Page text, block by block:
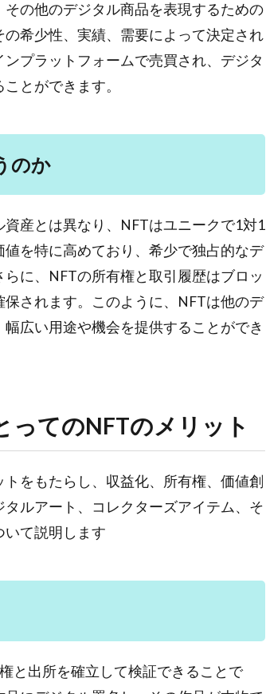
の他のデジタル商品を表現するための
希少性、実績、需要によって決定され
プラットフォームで売買され、デジタ
とができます。
のか
産とは異なり、NFTはユニークで1対1
を特に高めており、希少で独占的なデ
に、NFTの所有権と取引履歴はブロッ
されます。このように、NFTは他のデ
広い用途や機会を提供することができ
ってのNFTのメリット
をもたらし、収益化、所有権、価値創
ルアート、コレクターズアイテム、そ
て説明します
と出所を確立して検証できることで